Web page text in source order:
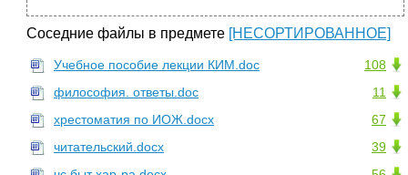
Соседние файлы в предмете [НЕСОРТИРОВАННОЕ]
108
Учебное пособие лекции КИМ.doc
11
философия. ответы.doc
67
хрестоматия по ИОЖ.docx
39
читательский.docx